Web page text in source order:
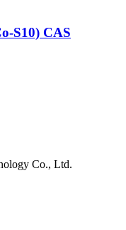
S10) CAS
Co., Ltd.